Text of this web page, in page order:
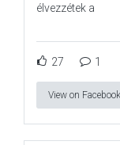
élvezzétek a
27 1
View on Facebook